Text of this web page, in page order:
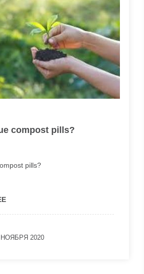
compost pills?
pills?
НОЯБРЯ 2020